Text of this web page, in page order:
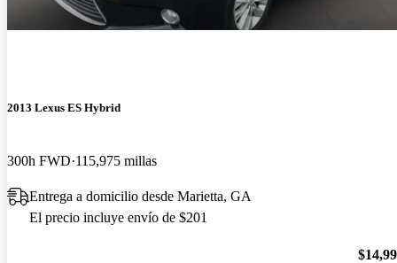
2013 Lexus ES Hybrid
300h FWD 115,975 millas
Entrega a domicilio desde Marietta, GA
El precio incluye envío de $201